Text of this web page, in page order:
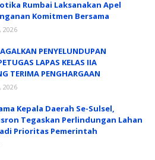
Rumbai Laksanakan Apel
Komitmen Bersama
2026
PENYELUNDUPAN
LAPAS KELAS IIA
TERIMA PENGHARGAAN
2026
Kepala Daerah Se-Sulsel,
Tegaskan Perlindungan Lahan
Prioritas Pemerintah